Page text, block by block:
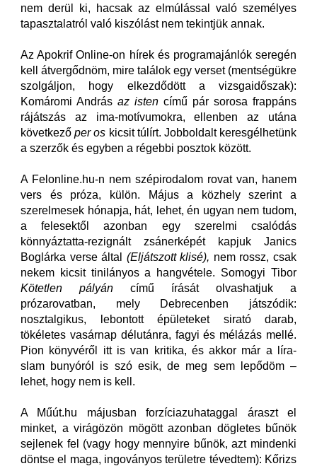
nem derül ki, hacsak az elmúlással való személyes
tapasztalatról való kiszólást nem tekintjük annak.
Az Apokrif Online-on hírek és programajánlók seregén
kell átvergődnöm, mire találok egy verset (mentségükre
szolgáljon, hogy elkezdődött a vizsgaidőszak):
Komáromi András az isten című pár sorosa frappáns
rájátszás az ima-motívumokra, ellenben az utána
következőper os kicsit túlírt. Jobboldalt keresgélhetünk
a szerzők és egyben a régebbi posztok között.
A Felonline.hu-n nem szépirodalom rovat van, hanem
vers és próza, külön. Május a közhely szerint a
szerelmesek hónapja, hát, lehet, én ugyan nem tudom,
a felesektől azonban egy szerelmi csalódás
könnyáztatta-rezignált zsánerképét kapjuk Janics
Boglárka verse által (Eljátszott klisé), nem rossz, csak
nekem kicsit tinilányos a hangvétele. Somogyi Tibor
Kötetlen pályán című írását olvashatjuk a
prózarovatban, mely Debrecenben játszódik:
nosztalgikus, lebontott épületeket sirató darab,
tökéletes vasárnap délutánra, fagyi és mélázás mellé.
Pion könyvéről itt is van kritika, és akkor már a líra-
slam bunyóról is szó esik, de meg sem lepődöm –
lehet, hogy nem is kell.
A Műút.hu májusban forzíciazuhataggal áraszt el
minket, a virágözön mögött azonban dögletes bűnök
sejlenek fel (vagy hogy mennyire bűnök, azt mindenki
döntse el maga, ingoványos területre tévedtem): Kőrizs